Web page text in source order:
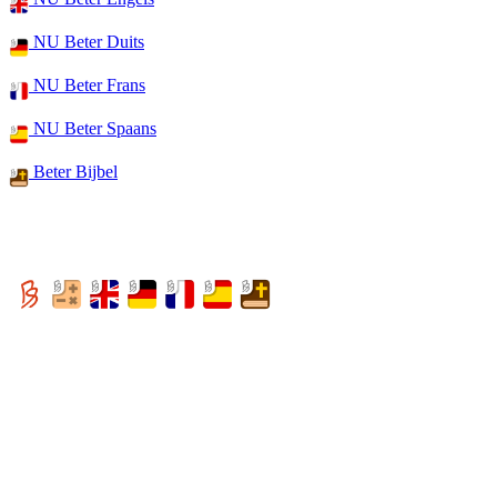
NU Beter Duits
NU Beter Frans
NU Beter Spaans
Beter Bijbel